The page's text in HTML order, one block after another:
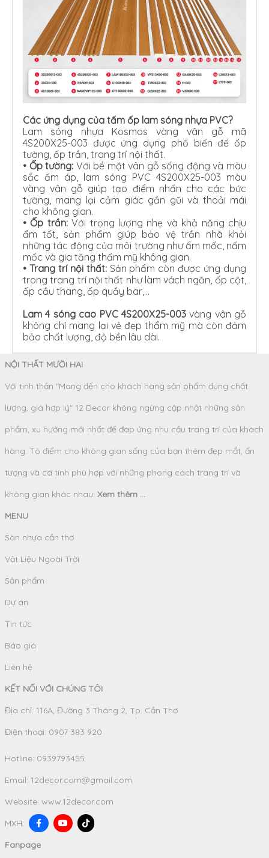
Các ứng dụng của tấm ốp lam sóng nhựa PVC?
Lam sóng nhựa Kosmos vàng vân gỗ mã
4S200X25-003 được ứng dụng phổ biến để ốp
tường, ốp trần, trang trí nội thất.
• Ốp tường: Với bề mặt vân gỗ sống động và màu
sắc ấm áp, lam sóng PVC 4S200X25-003 màu
vàng vân gỗ giúp tạo điểm nhấn cho các bức
tường, mang lại cảm giác gần gũi và thoải mái
cho không gian.
•Ốp trần:Với trọng lượng nhẹ và khả năng chịu
ẩm tốt, sản phẩm giúp bảo vệ trần nhà khỏi
những tác động của môi trường như ẩm mốc, nấm
mốc và gia tăng thẩm mỹ không gian.
• Trang trí nội thất:Sản phẩm còn được ứng dụng
trong trang trí nội thất như làm vách ngăn, ốp cột,
ốp cầu thang, ốp quầy bar,…
Lam 4 sóng cao PVC 4S200X25-003vàng vân gỗ
không chỉ mang lại vẻ đẹp thẩm mỹ mà còn đảm
bảo chất lượng, độ bền lâu dài.
NỘI THẤT MƯỜI HAI
Với tinh thần "Mang đến cho khách hàng sản phẩm đúng chất
lượng, giá hợp lý" 12 Decor không ngừng cập nhật những sản
phẩm, xu hướng mới nhất để đáp ứng nhu cầu trang trí của khách
hàng. Tô điểm cho không gian sống của bạn thêm đẹp mắt, ấn
tượng và cá tính phù hợp với những phong cách trang trí và
không gian khác nhau. Xem thêm ...
MENU
Sàn nhựa cần thơ
Vật Liệu Ngoài Trời
Sản phẩm
Dự án
Tin tức
Báo giá
Liên hệ
KẾT NỐI VỚI CHÚNG TÔI
Địa chỉ: 116A, Đường 3 Tháng 2, Tp. Cần Thơ
Điện thoại: 0907 383 920
Hotline: 0939793455
Email: 12decor.com@gmail.com
Website: www.12decor.com
MXH:
Fanpage